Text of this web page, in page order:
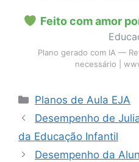
Feito com amor
Plano gerado com IA —
necessário |
Categorias
Planos de Aula EJA
Desempenho de
da Educação Infantil
Desempenho da